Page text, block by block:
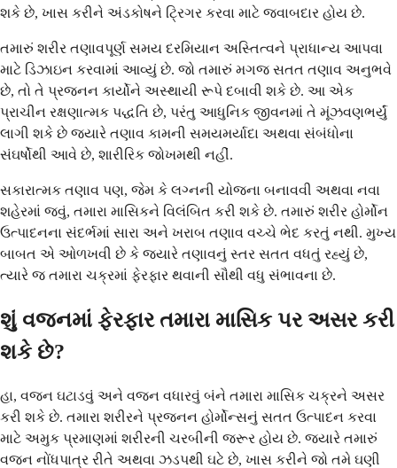
શકે છે, ખાસ કરીને અંડકોષને ટ્રિગર કરવા માટે જવાબદાર હોય છે.
તમારું શરીર તણાવપૂર્ણ સમય દરમિયાન અસ્તિત્વને પ્રાધાન્ય આપવા
માટે ડિઝાઇન કરવામાં આવ્યું છે. જો તમારું મગજ સતત તણાવ અનુભવે
છે, તો તે પ્રજનન કાર્યોને અસ્થાયી રૂપે દબાવી શકે છે. આ એક
પ્રાચીન રક્ષણાત્મક પદ્ધતિ છે, પરંતુ આધુનિક જીવનમાં તે મૂંઝવણભર્યું
લાગી શકે છે જ્યારે તણાવ કામની સમયમર્યાદા અથવા સંબંધોના
સંઘર્ષોથી આવે છે, શારીરિક જોખમથી નહીં.
સકારાત્મક તણાવ પણ, જેમ કે લગ્નની યોજના બનાવવી અથવા નવા
શહેરમાં જવું, તમારા માસિકને વિલંબિત કરી શકે છે. તમારું શરીર હોર્મોન
ઉત્પાદનના સંદર્ભમાં સારા અને ખરાબ તણાવ વચ્ચે ભેદ કરતું નથી. મુખ્ય
બાબત એ ઓળખવી છે કે જ્યારે તણાવનું સ્તર સતત વધતું રહ્યું છે,
ત્યારે જ તમારા ચક્રમાં ફેરફાર થવાની સૌથી વધુ સંભાવના છે.
શું વજનમાં ફેરફાર તમારા માસિક પર અસર કરી
શકે છે?
હા, વજન ઘટાડવું અને વજન વધારવું બંને તમારા માસિક ચક્રને અસર
કરી શકે છે. તમારા શરીરને પ્રજનન હોર્મોન્સનું સતત ઉત્પાદન કરવા
માટે અમુક પ્રમાણમાં શરીરની ચરબીની જરૂર હોય છે. જ્યારે તમારું
વજન નોંધપાત્ર રીતે અથવા ઝડપથી ઘટે છે, ખાસ કરીને જો તમે ઘણી